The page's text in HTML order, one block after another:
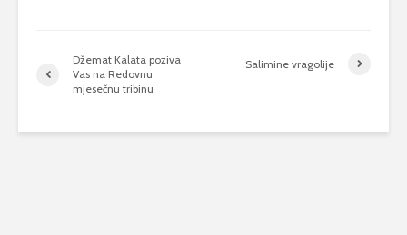
Džemat Kalata poziva
Vas na Redovnu
mjesečnu tribinu
Salimine vragolije